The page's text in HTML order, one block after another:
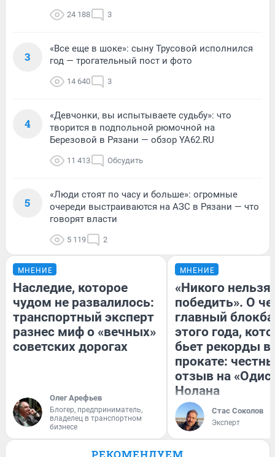
24 188 3
3
«Все еще в шоке»: сыну Трусовой исполнился
год — трогательный пост и фото
14 640 3
4
«Девчонки, вы испытываете судьбу»: что
творится в подпольной рюмочной на
Березовой в Рязани — обзор YA62.RU
11 413 Обсудить
5
«Люди стоят по часу и больше»: огромные
очереди выстраиваются на АЗС в Рязани — что
говорят власти
5 119 2
МНЕНИЕ
Наследие, которое
чудом не развалилось:
транспортный эксперт
разнес миф о «вечных»
советских дорогах
Олег Арефьев
Блогер, предприниматель,
владелец в транспортном
бизнесе
МНЕНИЕ
«Никого нельзя
победить». О
главный
этого года,
бьет рекорды в
прокате:
отзыв на
Нолана
Стас Соколов
Эксперт
РЕКОМЕНДУЕМ